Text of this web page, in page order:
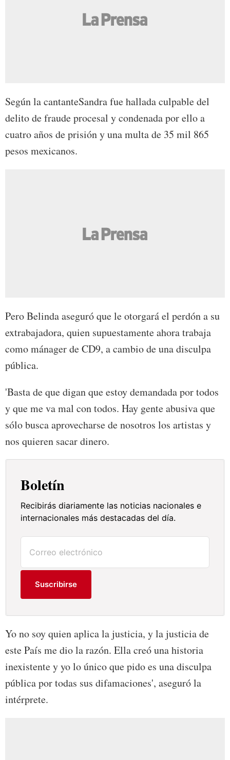
Según la cantanteSandra fue hallada culpable del
delito de fraude procesal y condenada por ello a
cuatro años de prisión y una multa de 35 mil 865
pesos mexicanos.
Pero Belinda aseguró que le otorgará el perdón a su
extrabajadora, quien supuestamente ahora trabaja
como mánager de CD9, a cambio de una disculpa
pública.
'Basta de que digan que estoy demandada por todos
y que me va mal con todos. Hay gente abusiva que
sólo busca aprovecharse de nosotros los artistas y
nos quieren sacar dinero.
Boletín
Recibirás diariamente las noticias nacionales e
internacionales más destacadas del día.
Suscribirse
Yo no soy quien aplica la justicia, y la justicia de
este País me dio la razón. Ella creó una historia
inexistente y yo lo único que pido es una disculpa
pública por todas sus difamaciones', aseguró la
intérprete.